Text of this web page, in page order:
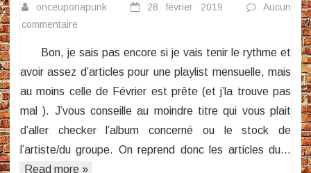
onceuponapunk 28 février 2019
Aucun
commentaire
Février
2019
Bon, je sais pas encore si je vais tenir le rythme et
avoir assez d’articles pour une playlist mensuelle, mais
au moins celle de Février est prête (et j’la trouve pas
mal ). J’vous conseille au moindre titre qui vous plait
d’aller checker l’album concerné ou le stock de
l’artiste/du groupe. On reprend donc les articles du…
Read more »